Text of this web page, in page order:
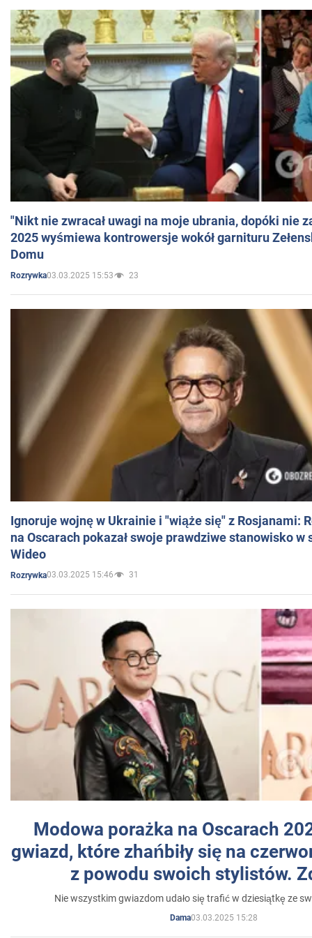
"Nikt nie zwracał uwagi na moje ubrania, dopóki nie
2025 wyśmiewa kontrowersje wokół garnituru
Domu
Rozrywka03.03.2025 15:53 23
Ignoruje wojnę w Ukrainie i "wiąże się" z Rosjanami:
na Oscarach pokazał swoje prawdziwe stanowisko w
Wideo
Rozrywka03.03.2025 15:46 31
Modowa porażka na Oscarach
gwiazd, które zhańbiły się na
z powodu swoich stylistów.
Nie wszystkim gwiazdom udało się trafić w dziesiątkę ze
Dama03.03.2025 15:28